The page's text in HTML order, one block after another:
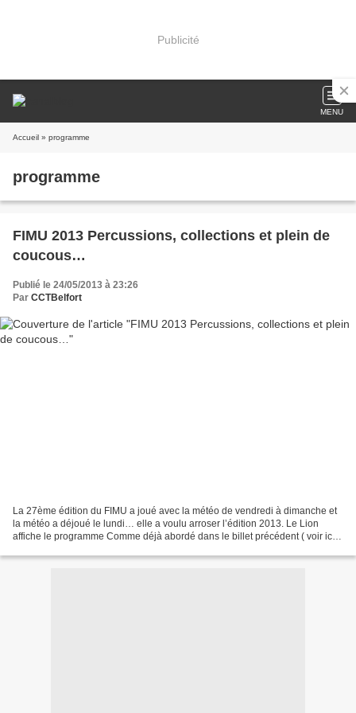
Publicité
MENU
Accueil » programme
programme
FIMU 2013 Percussions, collections et plein de
coucous…
Publié le 24/05/2013 à 23:26
Par CCTBelfort
La 27ème édition du FIMU a joué avec la météo de vendredi à dimanche et
la météo a déjoué le lundi… elle a voulu arroser l’édition 2013. Le Lion
affiche le programme Comme déjà abordé dans le billet précédent ( voir ici ),